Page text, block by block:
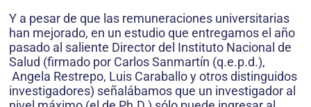
Y a pesar de que las remuneraciones universitarias
han mejorado, en un estudio que entregamos el año
pasado al saliente Director del Instituto Nacional de
Salud (firmado por Carlos Sanmartín (q.e.p.d.),
Angela Restrepo, Luis Caraballo y otros distinguidos
investigadores) señalábamos que un investigador al